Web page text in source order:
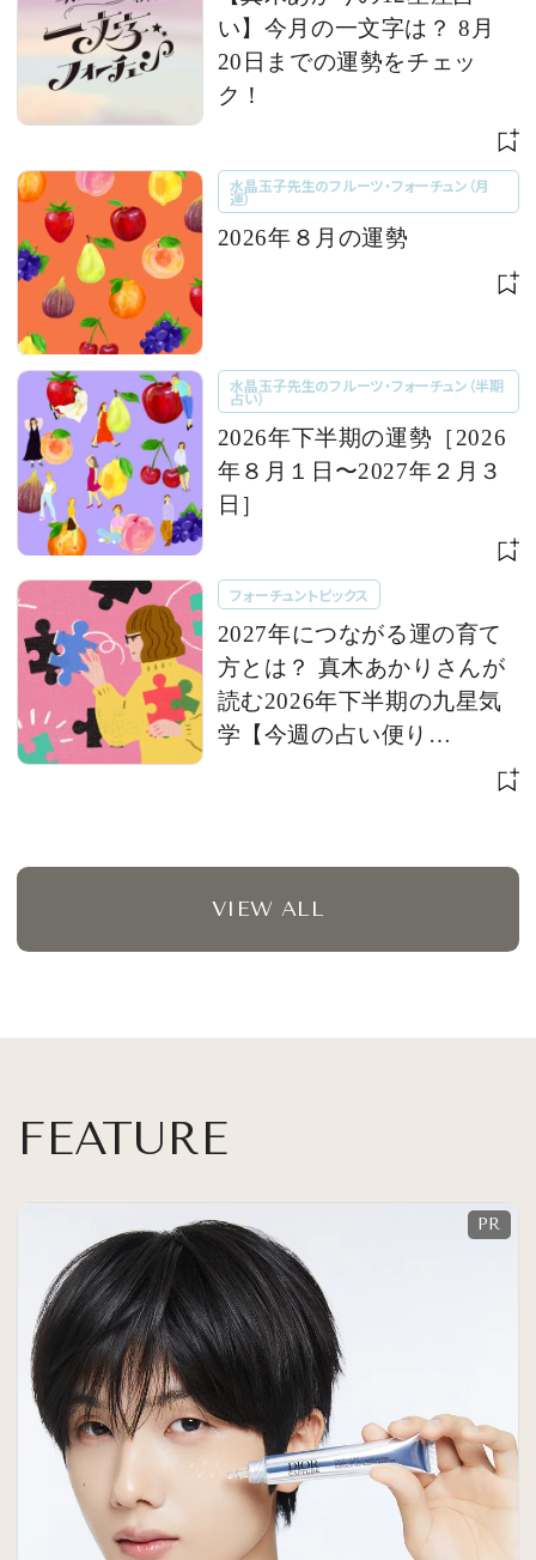
い】今月の一文字は？ 8月
20日までの運勢をチェッ
ク！
水晶玉子先生のフルーツ・フォーチュン（月
運）
2026年８月の運勢
水晶玉子先生のフルーツ・フォーチュン（半期
占い）
2026年下半期の運勢［2026
年８月１日〜2027年２月３
日］
フォーチュントピックス
2027年につながる運の育て
方とは？ 真木あかりさんが
読む2026年下半期の九星気
学【今週の占い便り
VIEW ALL
FEATURE